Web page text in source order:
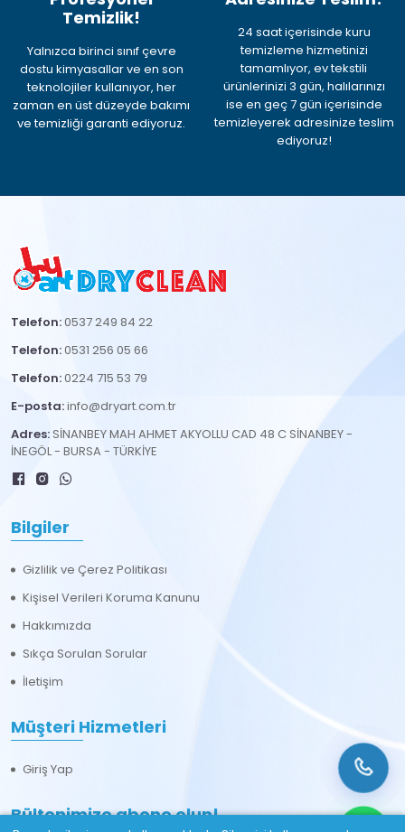
Temizlik!
Yalnızca birinci sınıf çevre
dostu kimyasallar ve en son
teknolojiler kullanıyor, her
zaman en üst düzeyde bakımı
ve temizliği garanti ediyoruz.
24 saat içerisinde kuru
temizleme hizmetinizi
tamamlıyor, ev tekstili
ürünlerinizi 3 gün, halılarınızı
ise en geç 7 gün içerisinde
temizleyerek adresinize teslim
ediyoruz!
Telefon:0537 249 84 22
Telefon:0531 256 05 66
Telefon:0224 715 53 79
E-posta:info@dryart.com.tr
Adres: SİNANBEY MAH AHMET AKYOLLU CAD 48 C SİNANBEY -
İNEGÖL - BURSA - TÜRKİYE
Bilgiler
Gizlilik ve Çerez Politikası
Kişisel Verileri Koruma Kanunu
Hakkımızda
Sıkça Sorulan Sorular
İletişim
Müşteri Hizmetleri
Giriş Yap
Bültenimize abone olun!